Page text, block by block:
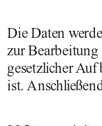
Die Daten
zur
gesetzlicher
ist.